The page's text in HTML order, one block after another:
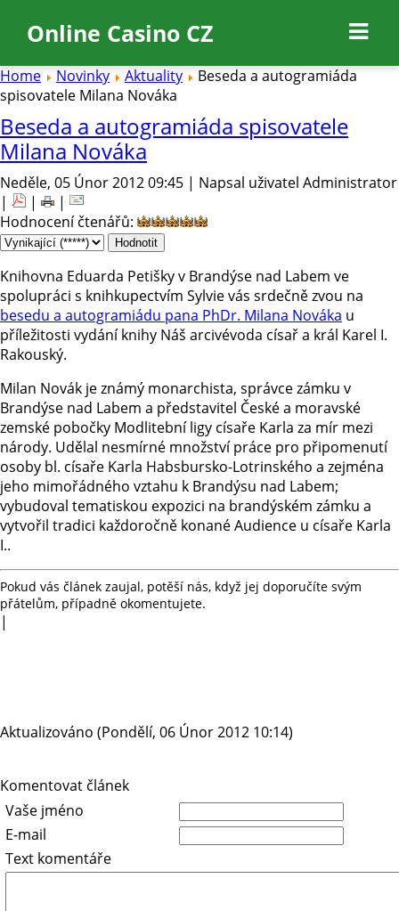
Online Casino CZ
Home Novinky Aktuality
Beseda a autogramiáda
spisovatele Milana Nováka
Beseda a autogramiáda spisovatele
Milana Nováka
Neděle, 05 Únor 2012 09:45 | Napsal uživatel Administrator
|
|
|
Hodnocení čtenářů:
Knihovna Eduarda Petišky v Brandýse nad Labem ve
spolupráci s knihkupectvím Sylvie vás srdečně zvou na
besedu a autogramiádu pana PhDr. Milana Nováka u
příležitosti vydání knihy Náš arcivévoda císař a král Karel I.
Rakouský.
Milan Novák je známý monarchista, správce zámku v
Brandýse nad Labem a představitel České a moravské
zemské pobočky Modlitební ligy císaře Karla za mír mezi
národy. Udělal nesmírné množství práce pro připomenutí
osoby bl. císaře Karla Habsbursko-Lotrinského a zejména
jeho mimořádného vztahu k Brandýsu nad Labem;
vybudoval tematiskou expozici na brandýském zámku a
vytvořil tradici každoročně konané Audience u císaře Karla
I..
Pokud vás článek zaujal, potěší nás, když jej doporučíte svým
přátelům, případně okomentujete.
|
Aktualizováno (Pondělí, 06 Únor 2012 10:14)
Komentovat článek
Vaše jméno
E-mail
Text komentáře